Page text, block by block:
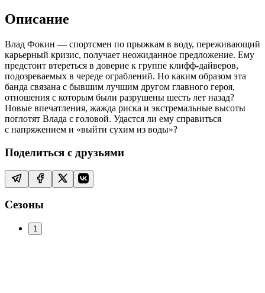
Описание
Влад Фокин — спортсмен по прыжкам в воду, переживающий
карьерный кризис, получает неожиданное предложение. Ему
предстоит втереться в доверие к группе клифф-дайверов,
подозреваемых в череде ограблений. Но каким образом эта
банда связана с бывшим лучшим другом главного героя,
отношения с которым были разрушены шесть лет назад?
Новые впечатления, жажда риска и экстремальные высоты
поглотят Влада с головой. Удастся ли ему справиться
с напряжением и «выйти сухим из воды»?
Поделиться с друзьями
Сезоны
1